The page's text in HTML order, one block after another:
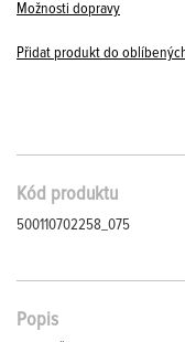
Možnosti dopravy
Přidat produkt do
Kód produktu
500110702258_075
Popis